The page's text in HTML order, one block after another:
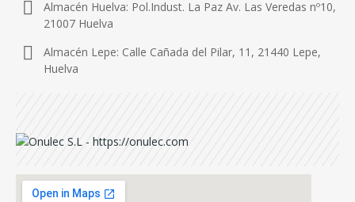
Almacén Huelva: Pol.Indust. La Paz Av. Las Veredas nº10,
21007 Huelva
Almacén Lepe: Calle Cañada del Pilar, 11, 21440 Lepe,
Huelva